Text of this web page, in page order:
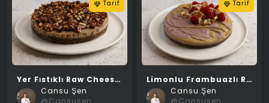
Tarif
Yer Fıstıklı Raw Cheesecake
Cansu Şen
Tarif
Limonlu Frambuazlı Raw Cheesecake
Cansu Şen